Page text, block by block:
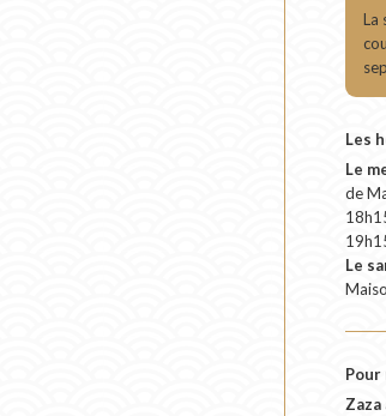
La
Les
Le
de
Le
Zaza